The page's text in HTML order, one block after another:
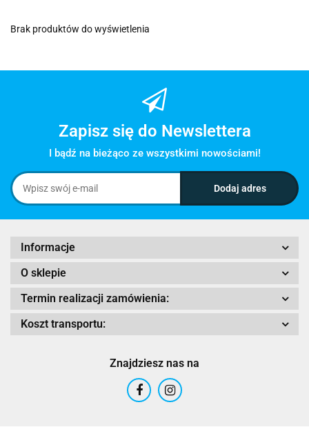
Brak produktów do wyświetlenia
Zapisz się do Newslettera
I bądź na bieżąco ze wszystkimi nowościami!
Informacje
O sklepie
Termin realizacji zamówienia:
Koszt transportu:
Znajdziesz nas na